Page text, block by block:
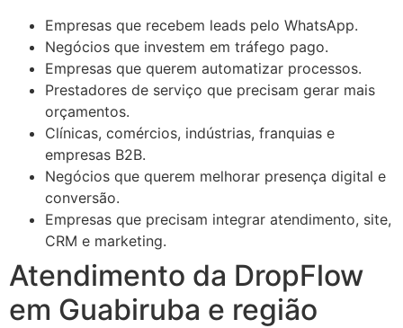
Empresas que recebem leads pelo WhatsApp.
Negócios que investem em tráfego pago.
Empresas que querem automatizar processos.
Prestadores de serviço que precisam gerar mais
orçamentos.
Clínicas, comércios, indústrias, franquias e
empresas B2B.
Negócios que querem melhorar presença digital e
conversão.
Empresas que precisam integrar atendimento, site,
CRM e marketing.
Atendimento da DropFlow
em Guabiruba e região